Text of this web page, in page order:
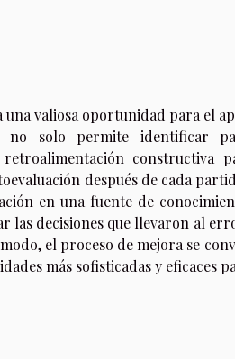
valiosa oportunidad para el
no solo permite identificar
constructiva
después de cada
en una fuente de
las decisiones que llevaron al
el proceso de mejora se
más sofisticadas y eficaces